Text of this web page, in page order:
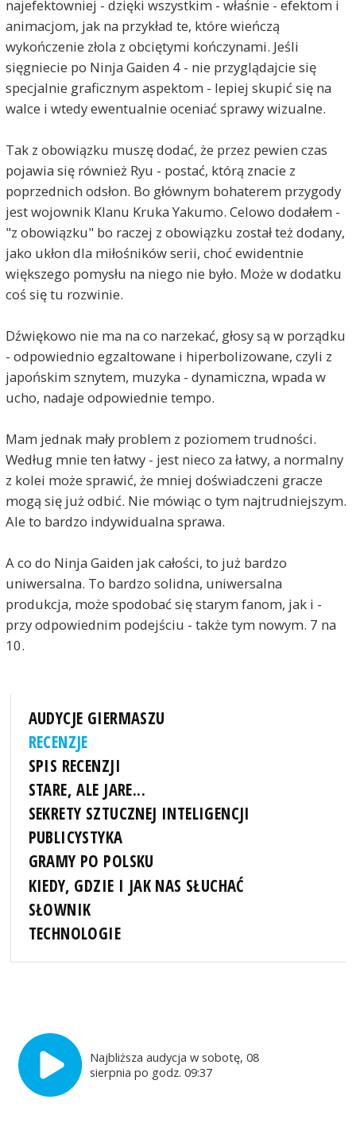
najefektowniej - dzięki wszystkim - właśnie - efektom i
animacjom, jak na przykład te, które wieńczą
wykończenie złola z obciętymi kończynami. Jeśli
sięgniecie po Ninja Gaiden 4 - nie przyglądajcie się
specjalnie graficznym aspektom - lepiej skupić się na
walce i wtedy ewentualnie oceniać sprawy wizualne.
Tak z obowiązku muszę dodać, że przez pewien czas
pojawia się również Ryu - postać, którą znacie z
poprzednich odsłon. Bo głównym bohaterem przygody
jest wojownik Klanu Kruka Yakumo. Celowo dodałem -
"z obowiązku" bo raczej z obowiązku został też dodany,
jako ukłon dla miłośników serii, choć ewidentnie
większego pomysłu na niego nie było. Może w dodatku
coś się tu rozwinie.
Dźwiękowo nie ma na co narzekać, głosy są w porządku
- odpowiednio egzaltowane i hiperbolizowane, czyli z
japońskim sznytem, muzyka - dynamiczna, wpada w
ucho, nadaje odpowiednie tempo.
Mam jednak mały problem z poziomem trudności.
Według mnie ten łatwy - jest nieco za łatwy, a normalny
z kolei może sprawić, że mniej doświadczeni gracze
mogą się już odbić. Nie mówiąc o tym najtrudniejszym.
Ale to bardzo indywidualna sprawa.
A co do Ninja Gaiden jak całości, to już bardzo
uniwersalna. To bardzo solidna, uniwersalna
produkcja, może spodobać się starym fanom, jak i -
przy odpowiednim podejściu - także tym nowym. 7 na
10.
AUDYCJE GIERMASZU
RECENZJE
SPIS RECENZJI
STARE, ALE JARE...
SEKRETY SZTUCZNEJ INTELIGENCJI
PUBLICYSTYKA
GRAMY PO POLSKU
KIEDY, GDZIE I JAK NAS SŁUCHAĆ
SŁOWNIK
TECHNOLOGIE
Najbliższa audycja w sobotę, 08
sierpnia po godz. 09:37